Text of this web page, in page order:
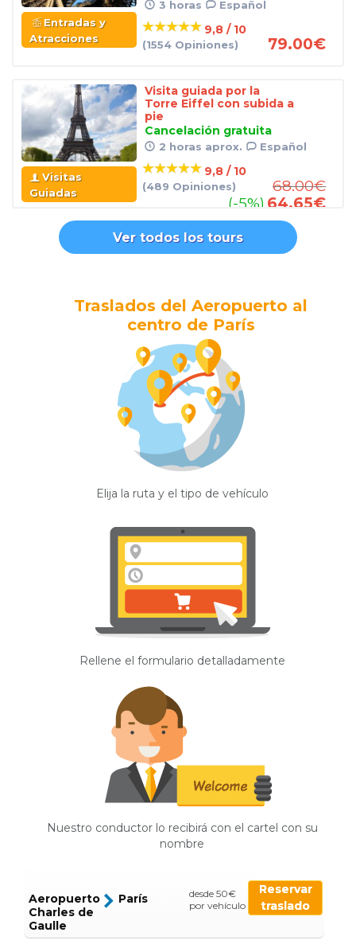
Entradas y
Atracciones
3 horas Español
9,8 / 10
(1554 Opiniones) 79.00€
Visitas
Guiadas
Visita guiada por la
Torre Eiffel con subida a
pie
Cancelación gratuita
2 horas aprox. Español
9,8 / 10
(489 Opiniones) 68.00€
(-5%) 64.65€
Ver todos los tours
Traslados del Aeropuerto al
centro de París
Elija la ruta y el tipo de vehículo
Rellene el formulario detalladamente
Nuestro conductor lo recibirá con el cartel con su
nombre
Aeropuerto
Charles de
Gaulle
París
desde 50€
por vehículo
Reservar
traslado